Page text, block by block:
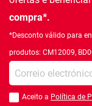
compra*.
*Desconto válido para
produtos: CM12009,
Introduza o seu email
Você deve aceitar a
Aceito a Política de